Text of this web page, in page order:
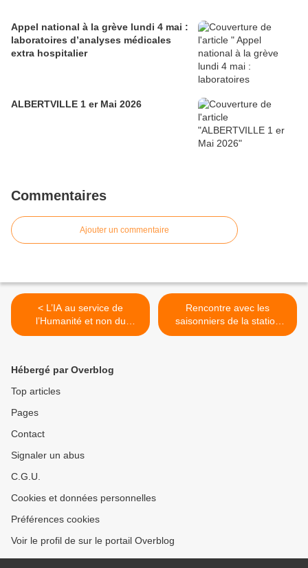
Appel national à la grève lundi 4 mai :
laboratoires d’analyses médicales
extra hospitalier
ALBERTVILLE 1 er Mai 2026
Commentaires
Ajouter un commentaire
< L’IA au service de
l’Humanité et non du
Marché
Rencontre avec les
saisonniers de la station
des Saisies et de
Hébergé par Overblog
Top articles
Pages
Contact
Signaler un abus
C.G.U.
Cookies et données personnelles
Préférences cookies
Voir le profil de sur le portail Overblog